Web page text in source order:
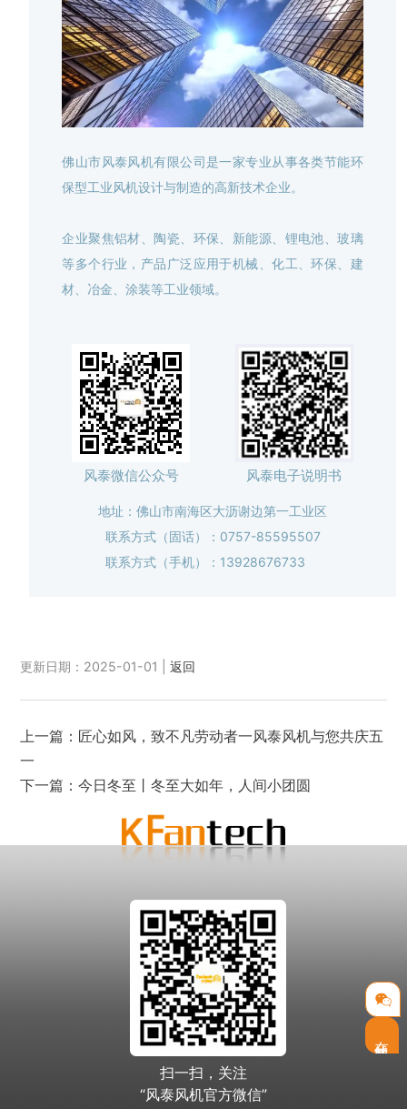
佛山市风泰风机有限公司是一家专业从事各类节能环
保型工业风机设计与制造的高新技术企业。
企业聚焦铝材、陶瓷、环保、新能源、锂电池、玻璃
等多个行业，产品广泛应用于机械、化工、环保、建
材、冶金、涂装等工业领域。
风泰微信公众号 风泰电子说明书
地址：佛山市南海区大沥谢边第一工业区
联系方式（固话）：0757-85595507
联系方式（手机）：13928676733
更新日期：2025-01-01 |返回
上一篇： 匠心如风，致不凡劳动者一风泰风机与您共庆五
一
下一篇：今日冬至丨冬至大如年，人间小团圆
扫一扫，关注
“风泰风机官方微信”